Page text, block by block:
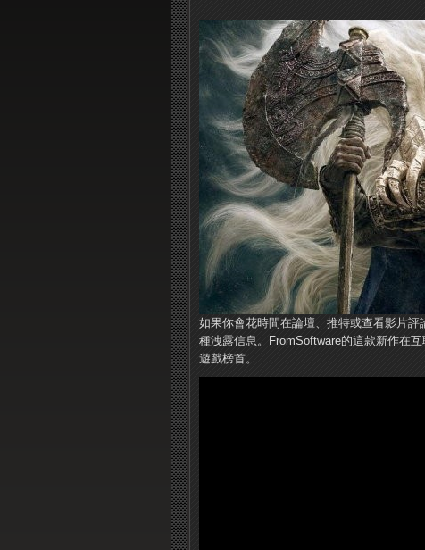
如果你會花時間在論壇、推特或查看影片
種洩露信息。FromSoftware的這款新作在
遊戲榜首。